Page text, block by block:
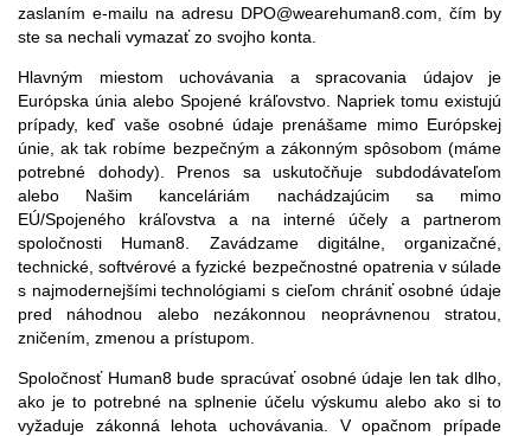
zaslaním e-mailu na adresu DPO@wearehuman8.com, čím by
ste sa nechali vymazať zo svojho konta.
Hlavným miestom uchovávania a spracovania údajov je
Európska únia alebo Spojené kráľovstvo. Napriek tomu existujú
prípady, keď vaše osobné údaje prenášame mimo Európskej
únie, ak tak robíme bezpečným a zákonným spôsobom (máme
potrebné dohody). Prenos sa uskutočňuje subdodávateľom
alebo Našim kanceláriám nachádzajúcim sa mimo
EÚ/Spojeného kráľovstva a na interné účely a partnerom
spoločnosti Human8. Zavádzame digitálne, organizačné,
technické, softvérové a fyzické bezpečnostné opatrenia v súlade
s najmodernejšími technológiami s cieľom chrániť osobné údaje
pred náhodnou alebo nezákonnou neoprávnenou stratou,
zničením, zmenou a prístupom.
Spoločnosť Human8 bude spracúvať osobné údaje len tak dlho,
ako je to potrebné na splnenie účelu výskumu alebo ako si to
vyžaduje zákonná lehota uchovávania. V opačnom prípade